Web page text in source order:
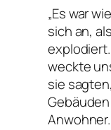
„Es war
sich an,
weckte
sie
Anwohner.